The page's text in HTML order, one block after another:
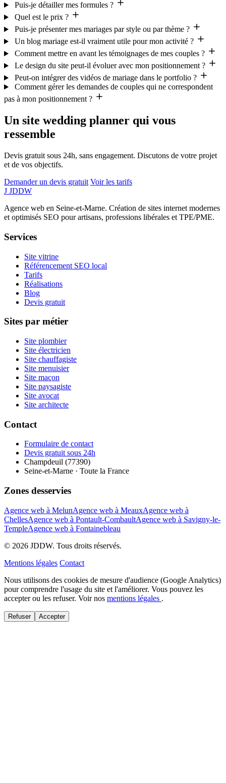
Puis-je détailler mes formules ?
Quel est le prix ?
Puis-je présenter mes mariages par style ou par thème ?
Un blog mariage est-il vraiment utile pour mon activité ?
Comment mettre en avant les témoignages de mes couples ?
Le design du site peut-il évoluer avec mon positionnement ?
Peut-on intégrer des vidéos de mariage dans le portfolio ?
Comment gérer les demandes de couples qui ne correspondent
pas à mon positionnement ?
Un site wedding planner qui vous
ressemble
Devis gratuit sous 24h, sans engagement. Discutons de votre projet
et de vos objectifs.
Demander un devis gratuit Voir les tarifs
J JDDW
Agence web en Seine-et-Marne. Création de sites internet modernes
et optimisés SEO pour artisans, professions libérales et TPE/PME.
Services
Site vitrine
Référencement SEO local
Tarifs
Réalisations
Blog
Devis gratuit
Sites par métier
Site plombier
Site électricien
Site chauffagiste
Site menuisier
Site maçon
Site paysagiste
Site avocat
Site architecte
Contact
Formulaire de contact
Devis gratuit sous 24h
Champdeuil (77390)
Seine-et-Marne · Toute la France
Zones desservies
Agence web à MelunAgence web à MeauxAgence web à
ChellesAgence web à Pontault-CombaultAgence web à Savigny-le-
TempleAgence web à Fontainebleau
© 2026 JDDW. Tous droits réservés.
Mentions légales Contact
Nous utilisons des cookies de mesure d'audience (Google Analytics)
pour comprendre l'usage du site et l'améliorer. Vous pouvez les
accepter ou les refuser. Voir nos mentions légales .
Refuser Accepter